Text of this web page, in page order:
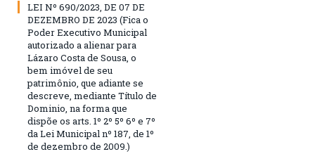
LEI Nº 690/2023, DE 07 DE
DEZEMBRO DE 2023 (Fica o
Poder Executivo Municipal
autorizado a alienar para
Lázaro Costa de Sousa, o
bem imóvel de seu
patrimônio, que adiante se
descreve, mediante Título de
Dominio, na forma que
dispõe os arts. 1º 2º 5º 6º e 7º
da Lei Municipal nº 187, de 1º
de dezembro de 2009.)